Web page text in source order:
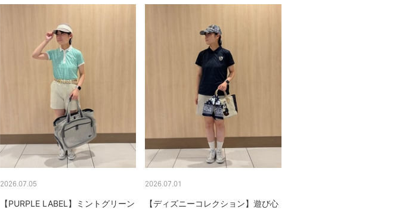
2026.07.05
【PURPLE LABEL】ミントグリーン
2026.07.01
【ディズニーコレクション】遊び心